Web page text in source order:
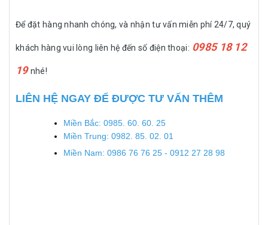
Để đặt hàng nhanh chóng, và nhận tư vấn miễn phí 24/7, quý
khách hàng vui lòng liên hệ đến số điện thoại: 0985 18 12
19 nhé!
LIÊN HỆ NGAY ĐỂ ĐƯỢC TƯ VẤN THÊM
Miền Bắc: 0985. 60. 60. 25
Miền Trung: 0982. 85. 02. 01
Miền Nam: 0986 76 76 25 - 0912 27 28 98